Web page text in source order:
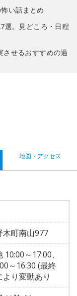
い話まとめ
選。見どころ・日程
させるおすすめの過
地図・アクセス
木町南山977
～17:00、
～16:30 (最終
り変動あり